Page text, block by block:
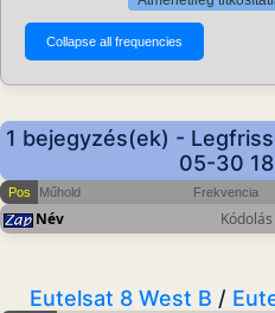
1 bejegyzés(ek) -
05-30
Pos Műhold Frekvencia
Név Kódolás
Eutelsat 8 West B /